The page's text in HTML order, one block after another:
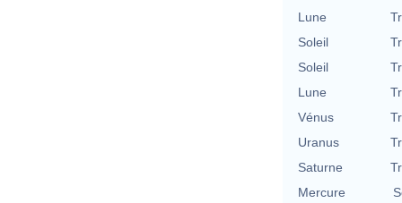
Lune
Soleil
Soleil
Lune
Vénus
Uranus
Saturne
Mercure